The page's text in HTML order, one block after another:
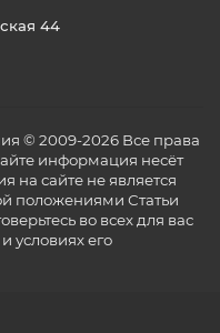
44
© 2009-2026 Все права
информация несёт
на сайте не является
положениями Статьи
во всех для вас
условиях его